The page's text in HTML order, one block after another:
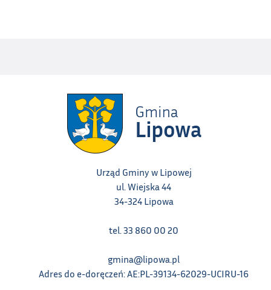
Urząd Gminy w Lipowej
ul. Wiejska 44
34-324 Lipowa
tel. 33 860 00 20
gmina@lipowa.pl
Adres do e-doręczeń: AE:PL-39134-62029-UCIRU-16